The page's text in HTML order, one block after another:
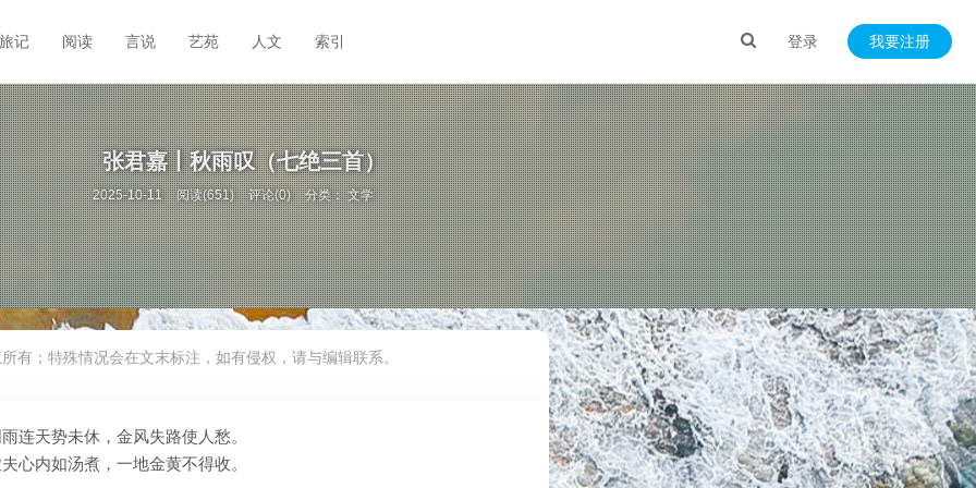
登录 我要注册
旅记 阅读 言说 艺苑 人文 索引
张君嘉丨秋雨叹（七绝三首）
2025-10-11 阅读(651) 评论(0) 分类：文学
有；特殊情况会在文末标注，如有侵权，请与编辑联系。
连天势未休，金风失路使人愁。
心内如汤煮，一地金黄不得收。